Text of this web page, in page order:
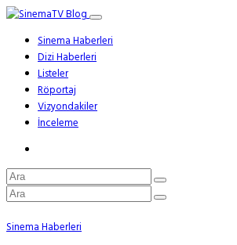
Sinema Haberleri
Dizi Haberleri
Listeler
Röportaj
Vizyondakiler
İnceleme
Sinema Haberleri